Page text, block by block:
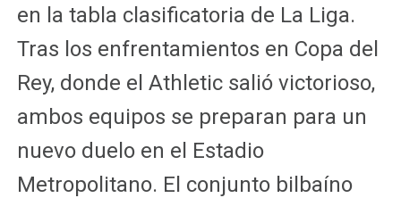
en la tabla clasificatoria de La Liga.
Tras los enfrentamientos en Copa del
Rey, donde el Athletic salió victorioso,
ambos equipos se preparan para un
nuevo duelo en el Estadio
Metropolitano. El conjunto bilbaíno